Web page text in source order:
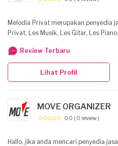
Melodia Privat merupakan penyedia
Privat, Les Musik, Les Gitar, Les Piano
Review Terbaru
Lihat Profil
MOVE ORGANIZER
0.0 ( 0 review )
Hallo, jika anda mencari penyedia